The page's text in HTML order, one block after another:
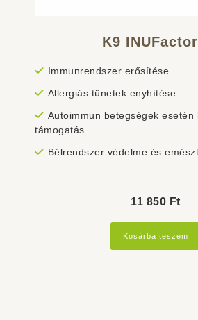
K9
Immunrendszer erősítése
Allergiás tünetek enyhítése
Autoimmun betegségek esetén
támogatás
Bélrendszer védelme és
11 850 Ft
Kosárba teszem